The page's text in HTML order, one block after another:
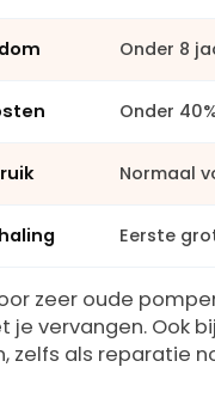
Onder 8
Onder
Normaal
Eerste
zeer oude
je vervangen. Ook
zelfs als reparatie